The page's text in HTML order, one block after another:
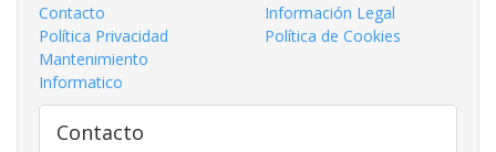
Contacto
Información Legal
Política Privacidad
Política de Cookies
Mantenimiento
Informatico
Contacto